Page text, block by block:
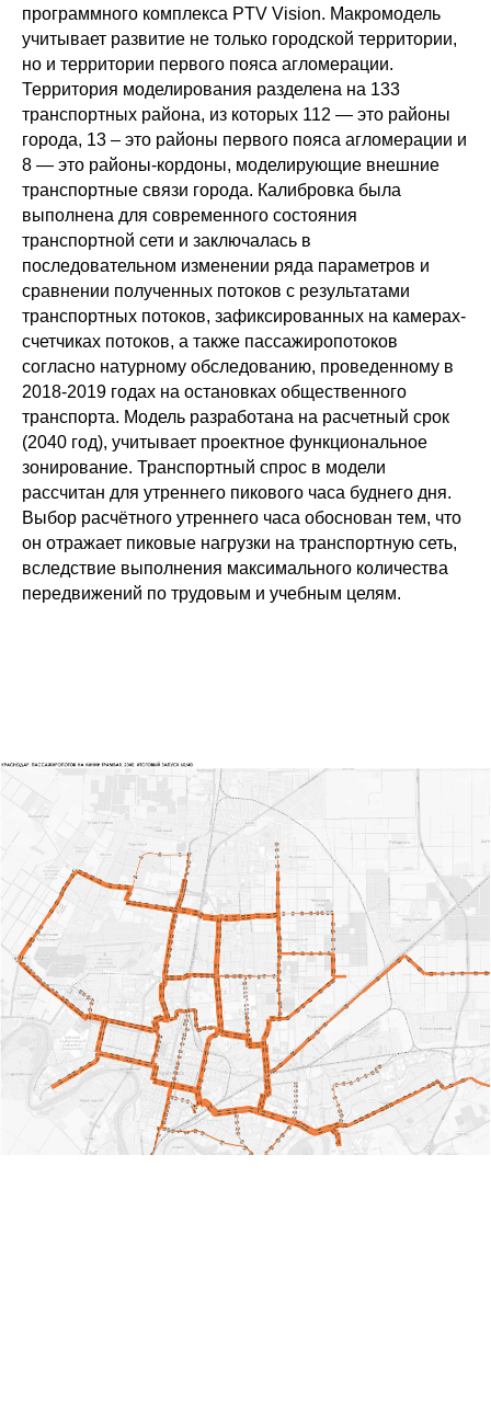
программного комплекса PTV Vision. Макромодель
учитывает развитие не только городской территории,
но и территории первого пояса агломерации.
Территория моделирования разделена на 133
транспортных района, из которых 112 — это районы
города, 13 – это районы первого пояса агломерации и
8 — это районы-кордоны, моделирующие внешние
транспортные связи города. Калибровка была
выполнена для современного состояния
транспортной сети и заключалась в
последовательном изменении ряда параметров и
сравнении полученных потоков с результатами
транспортных потоков, зафиксированных на камерах-
счетчиках потоков, а также пассажиропотоков
согласно натурному обследованию, проведенному в
2018-2019 годах на остановках общественного
транспорта. Модель разработана на расчетный срок
(2040 год), учитывает проектное функциональное
зонирование. Транспортный спрос в модели
рассчитан для утреннего пикового часа буднего дня.
Выбор расчётного утреннего часа обоснован тем, что
он отражает пиковые нагрузки на транспортную сеть,
вследствие выполнения максимального количества
передвижений по трудовым и учебным целям.